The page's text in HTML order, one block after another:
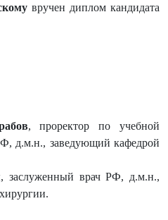
вручен диплом кандидата
, проректор по учебной
д.м.н., заведующий кафедрой
, заслуженный врач РФ, д.м.н.,